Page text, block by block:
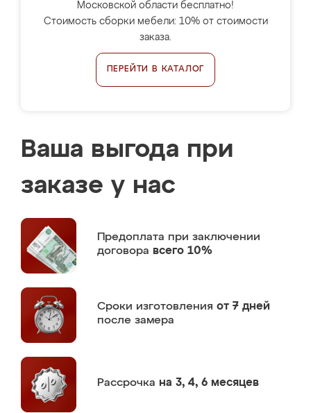
Московской области бесплатно!
Стоимость сборки мебели: 10% от стоимости
заказа.
ПЕРЕЙТИ В КАТАЛОГ
Ваша выгода при
заказе у нас
Предоплата при заключении
договора всего 10%
Сроки изготовления от 7 дней
после замера
Рассрочка на 3, 4, 6 месяцев